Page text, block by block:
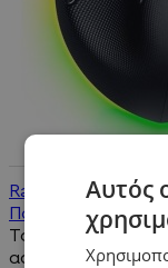
Razer Pro Click V2
Ποντίκι 30000
Το Razer Pro Click
ασύρματο ποντίκι
Αυτός